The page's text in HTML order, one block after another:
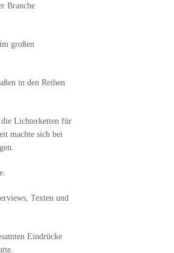
Branche
großen
in den Reihen
Lichterketten für
machte sich bei
Texten und
Eindrücke